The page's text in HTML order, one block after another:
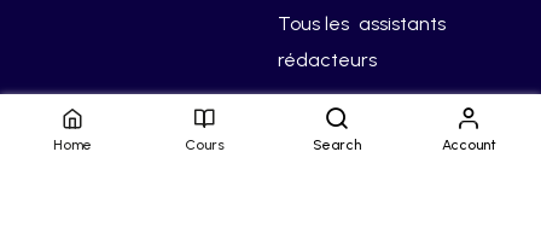
Tous les
rédacteurs
assistants
Home Cours Search Account